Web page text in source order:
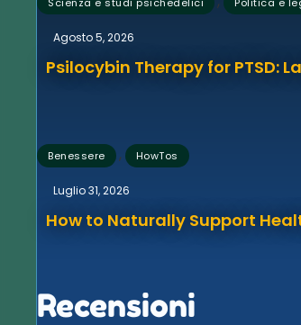
Agosto 5, 2026
Psilocybin Therapy for PTSD:
Benessere , HowTos
Luglio 31, 2026
How to Naturally Support
Recensioni